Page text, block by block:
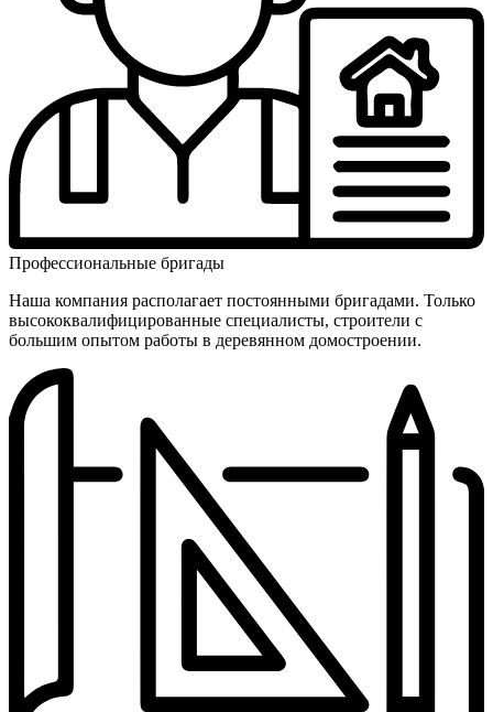
Профес­сиональ­ные бригады
Наша компания располагает постоянными бригадами. Только
высоко­квалифици­рованные специалисты, строители с
большим опытом работы в деревянном домостроении.